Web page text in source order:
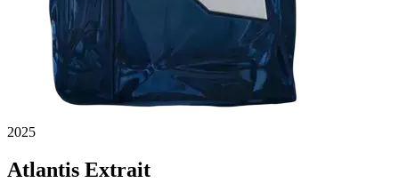
2025
Atlantis Extrait